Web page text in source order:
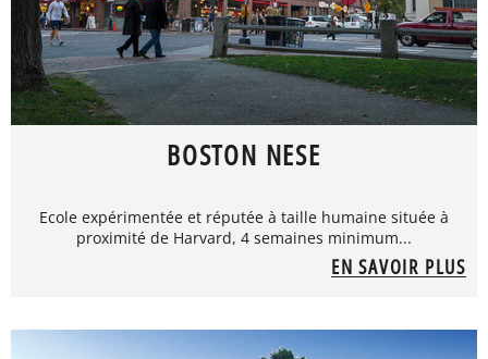
BOSTON NESE
Ecole expérimentée et réputée à taille humaine située à
proximité de Harvard, 4 semaines minimum...
EN SAVOIR PLUS